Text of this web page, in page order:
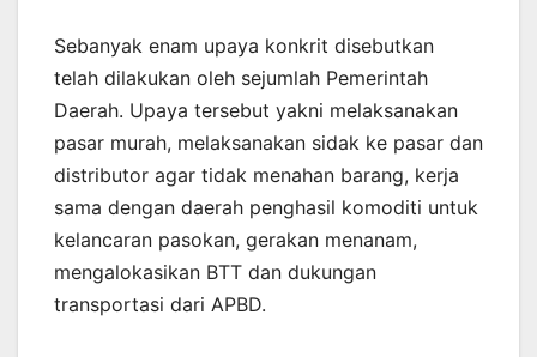
Sebanyak enam upaya konkrit disebutkan
telah dilakukan oleh sejumlah Pemerintah
Daerah. Upaya tersebut yakni melaksanakan
pasar murah, melaksanakan sidak ke pasar dan
distributor agar tidak menahan barang, kerja
sama dengan daerah penghasil komoditi untuk
kelancaran pasokan, gerakan menanam,
mengalokasikan BTT dan dukungan
transportasi dari APBD.